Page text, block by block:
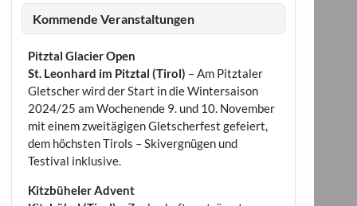
Kommende Veranstaltungen
Pitztal Glacier Open
St. Leonhard im Pitztal (Tirol) – Am Pitztaler
Gletscher wird der Start in die Wintersaison
2024/25 am Wochenende 9. und 10. November
mit einem zweitägigen Gletscherfest gefeiert,
dem höchsten Tirols – Skivergnügen und
Testival inklusive.
Kitzbüheler Advent